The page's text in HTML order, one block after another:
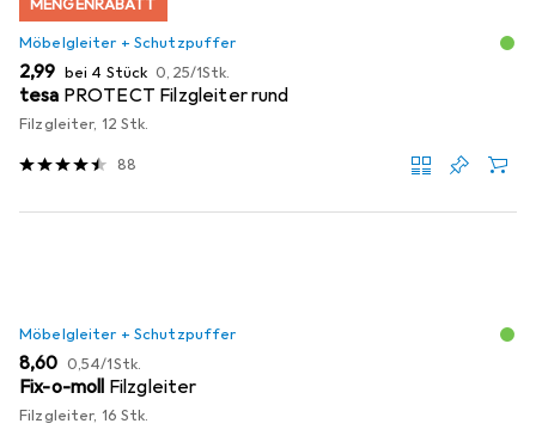
MENGENRABATT
Möbelgleiter + Schutzpuffer
EUR
2,99 bei 4 Stück EUR
0,25/1Stk.
tesa PROTECT Filzgleiter rund
Filzgleiter, 12 Stk.
88
Möbelgleiter + Schutzpuffer
EUR
8,60 EUR
0,54/1Stk.
Fix-o-moll Filzgleiter
Filzgleiter, 16 Stk.